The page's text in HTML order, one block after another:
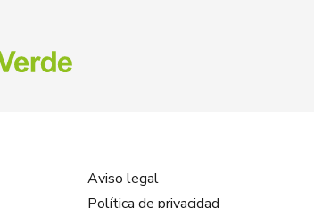
Aviso legal
Política de privacidad